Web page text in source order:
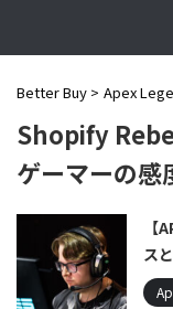
Better Buy > Apex
Shopify
ゲーマーの感
【
ス